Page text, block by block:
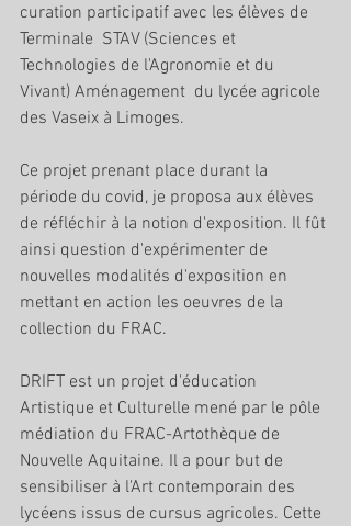
curation participatif avec les élèves de
Terminale  STAV (Sciences et
Technologies de l'Agronomie et du
Vivant) Aménagement  du lycée agricole
des Vaseix à Limoges.
Ce projet prenant place durant la
période du covid, je proposa aux élèves
de réfléchir à la notion d'exposition. Il fût
ainsi question d'expérimenter de
nouvelles modalités d'exposition en
mettant en action les oeuvres de la
collection du FRAC.
DRIFT est un projet d'éducation
Artistique et Culturelle mené par le pôle
médiation du FRAC-Artothèque de
Nouvelle Aquitaine. Il a pour but de
sensibiliser à l'Art contemporain des
lycéens issus de cursus agricoles. Cette